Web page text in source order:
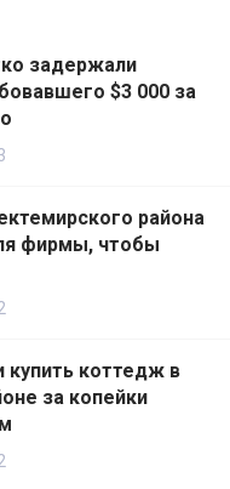
задержали
$3 000 за
района
фирмы, чтобы
купить коттедж в
за копейки